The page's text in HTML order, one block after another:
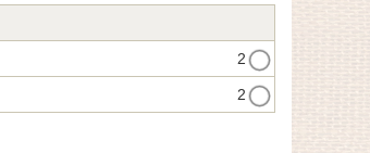
2
2